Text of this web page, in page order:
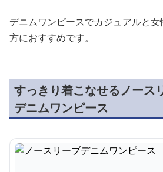
デニムワンピースでカジュアルと
方におすすめです。
すっきり着こなせるノース
デニムワンピース